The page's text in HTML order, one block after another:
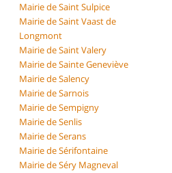
Mairie de Saint Sulpice
Mairie de Saint Vaast de
Longmont
Mairie de Saint Valery
Mairie de Sainte Geneviève
Mairie de Salency
Mairie de Sarnois
Mairie de Sempigny
Mairie de Senlis
Mairie de Serans
Mairie de Sérifontaine
Mairie de Séry Magneval